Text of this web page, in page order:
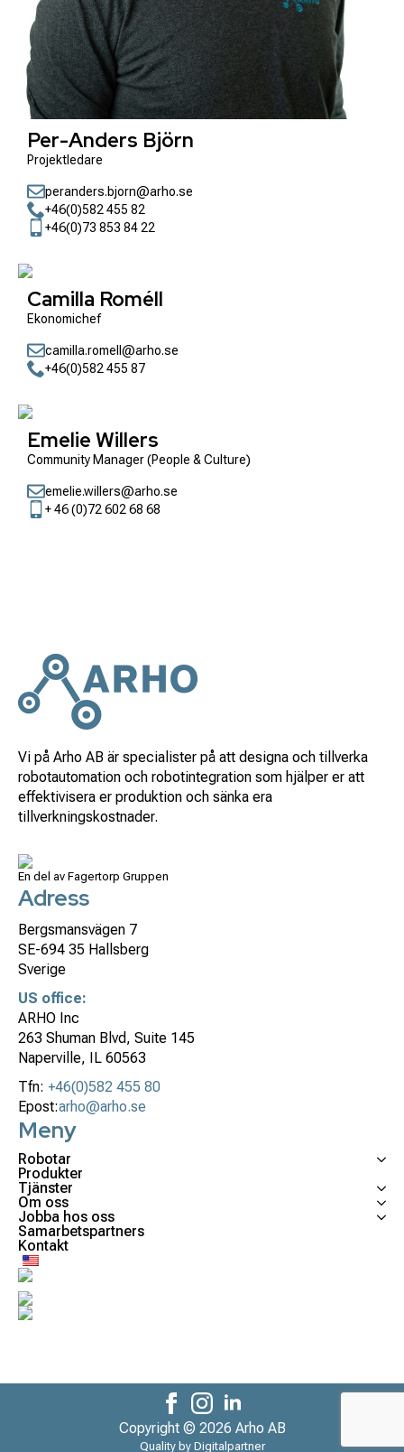
Per-Anders Björn
Projektledare
peranders.bjorn@arho.se
+46(0)582 455 82
+46(0)73 853 84 22
Camilla Roméll
Ekonomichef
camilla.romell@arho.se
+46(0)582 455 87
Emelie Willers
Community Manager (People & Culture)
emelie.willers@arho.se
+ 46 (0)72 602 68 68
Vi på Arho AB är specialister på att designa och tillverka
robotautomation och robotintegration som hjälper er att
effektivisera er produktion och sänka era
tillverkningskostnader.
En del av Fagertorp Gruppen
Adress
Bergsmansvägen 7
SE-694 35 Hallsberg
Sverige
US office:
ARHO Inc
263 Shuman Blvd, Suite 145
Naperville, IL 60563
Tfn: +46(0)582 455 80
Epost:arho@arho.se
Meny
Robotar
Produkter
Tjänster
Om oss
Jobba hos oss
Samarbetspartners
Kontakt
Copyright © 2026 Arho AB
Quality by Digitalpartner